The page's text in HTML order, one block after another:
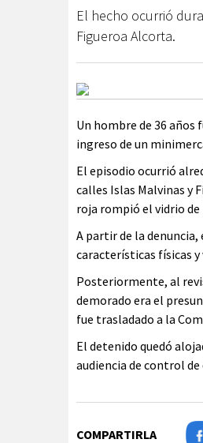
El hecho ocurrió
Figueroa Alcorta.
Un hombre de 36 años
ingreso de un
El episodio ocurrió
calles Islas Malvinas y
roja rompió el vidrio de
A partir de la
características físicas y
Posteriormente, al
demorado era el
fue trasladado a la
El detenido quedó
audiencia de control
COMPARTIRLA